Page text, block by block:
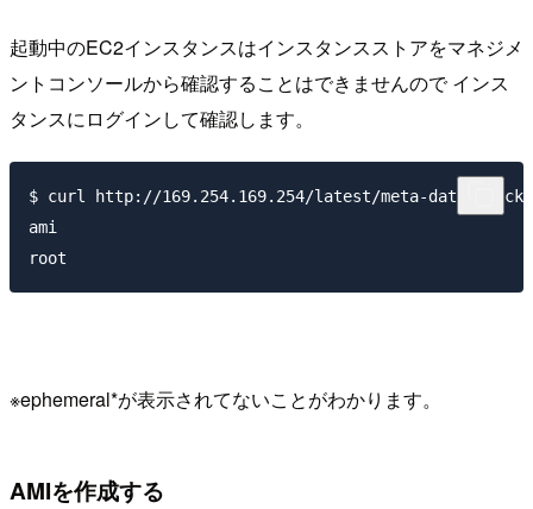
起動中のEC2インスタンスはインスタンスストアをマネジメ
ントコンソールから確認することはできませんので インス
タンスにログインして確認します。
$ curl http://169.254.169.254/latest/meta-data/block-
ami
※ephemeral*が表示されてないことがわかります。
AMIを作成する